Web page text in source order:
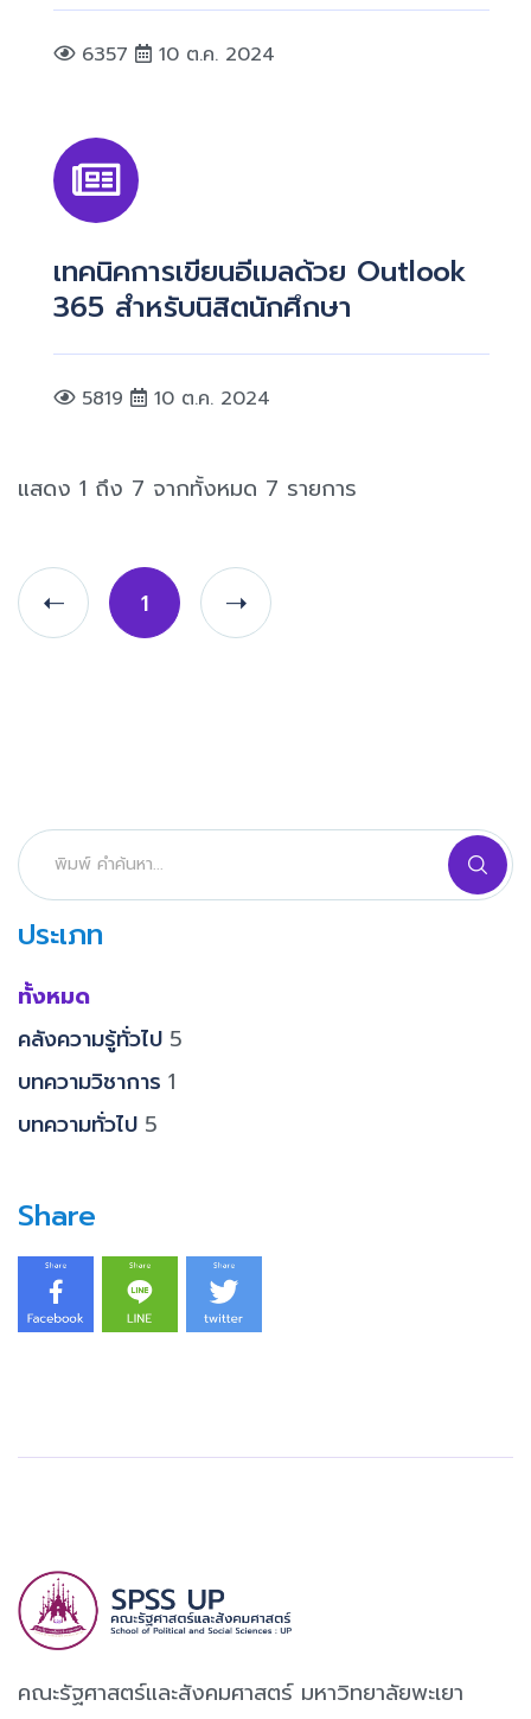
6357 10 ต.ค. 2024
เทคนิคการเขียนอีเมลด้วย Outlook
365 สำหรับนิสิตนักศึกษา
5819 10 ต.ค. 2024
แสดง 1 ถึง 7 จากทั้งหมด 7 รายการ
1
ประเภท
ทั้งหมด
คลังความรู้ทั่วไป 5
บทความวิชาการ 1
บทความทั่วไป 5
Share
คณะรัฐศาสตร์และสังคมศาสตร์ มหาวิทยาลัยพะเยา